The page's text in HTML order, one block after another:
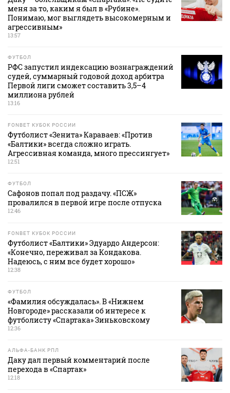
меня за то, каким я был в «Рубине».
Понимаю, мог выглядеть высокомерным и
агрессивным»
13:57
ФУТБОЛ
РФС запустил индексацию вознаграждений
судей, суммарный годовой доход арбитра
Первой лиги сможет составить 3,5–4
миллиона рублей
13:16
FONBET КУБОК РОССИИ
Футболист «Зенита» Караваев: «Против
«Балтики» всегда сложно играть.
Агрессивная команда, много прессингует»
12:51
ФУТБОЛ
Сафонов попал под раздачу. «ПСЖ»
провалился в первой игре после отпуска
12:46
FONBET КУБОК РОССИИ
Футболист «Балтики» Эдуардо Андерсон:
«Конечно, переживал за Кондакова.
Надеюсь, с ним все будет хорошо»
12:38
ФУТБОЛ
«Фамилия обсуждалась». В «Нижнем
Новгороде» рассказали об интересе к
футболисту «Спартака» Зиньковскому
12:36
АЛЬФА-БАНК РПЛ
Даку дал первый комментарий после
перехода в «Спартак»
12:18